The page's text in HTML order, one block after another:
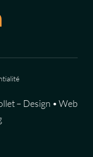
– Design • Web